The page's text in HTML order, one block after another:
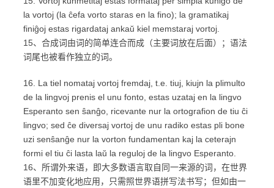
la vortoj (la ĉefa vorto staras en la fino); la gramatikaj
finiĝoj estas rigardataj ankaŭ kiel memstaraj vortoj.
15、合成词由词的简单连合而成（主要词放在后面）；语法
词尾也被看作独立的词。
16. La tiel nomataj vortoj fremdaj, t.e. tiuj, kiujn la plimulto
de la lingvoj prenis el unu fonto, estas uzataj en la lingvo
Esperanto sen ŝanĝo, ricevante nur la ortografion de tiu ĉi
lingvo; sed ĉe diversaj vortoj de unu radiko estas pli bone
uzi senŝanĝe nur la vorton fundamentan kaj la ceterajn
formi el tiu ĉi lasta laŭ la reguloj de la lingvo Esperanto.
16、所谓外来语，即大多数语言取自同一来源的词，在世界
语里不加变化地应用，只需照世界语拼写法书写；但如由一